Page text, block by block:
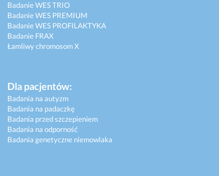
Badanie WES TRIO
Badanie WES PREMIUM
Badanie WES PROFILAKTYKA
Badanie FRAX
Łamliwy chromosom X
Dla pacjentów:
Badania na autyzm
Badania na padaczkę
Badania przed szczepieniem
Badania na odporność
Badania genetyczne niemowlaka